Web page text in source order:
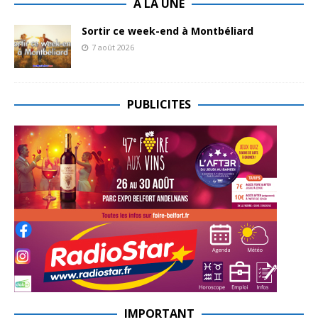
A LA UNE
Sortir ce week-end à Montbéliard
7 août 2026
PUBLICITES
IMPORTANT